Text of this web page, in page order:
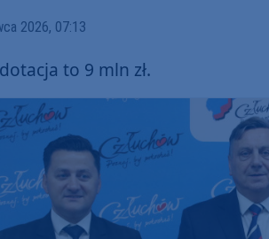
2026, 07:13
to 9 mln zł.